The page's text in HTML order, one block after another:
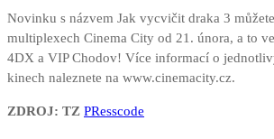
Novinku s názvem Jak vycvičit draka 3
multiplexech Cinema City od 21. února, a to
4DX a VIP Chodov! Více informací o
kinech naleznete na www.cinemacity.cz.
ZDROJ: TZ PResscode